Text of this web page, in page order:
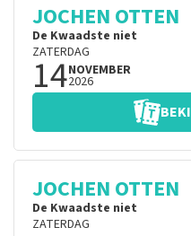
JOCHEN OTTEN
De Kwaadste niet
ZATERDAG
14NOVEMBER
2026
JOCHEN OTTEN
De Kwaadste niet
ZATERDAG